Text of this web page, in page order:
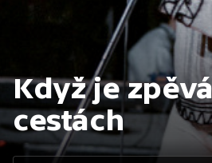
Když je
cestách